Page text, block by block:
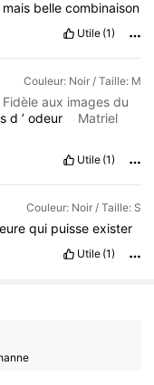
mais belle combinaison
Utile (1)
Couleur: Noir / Taille: M
Fidèle aux images du
d’odeur
Matriel
Utile (1)
Couleur: Noir / Taille: S
qui puisseexister
Utile (1)